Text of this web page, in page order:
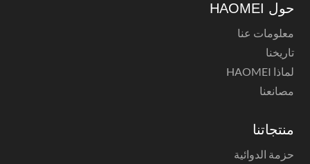
حول HAOMEI
معلومات عنا
تاريخنا
لماذا HAOMEI
مصانعنا
منتجاتنا
حزمة الدوائية